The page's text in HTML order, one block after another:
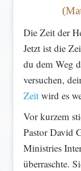
Die Zeit der
Jetzt ist die
du dem Weg
versuchen,
Zeit wird es
Vor kurzem
Pastor David
Ministries
überraschte.